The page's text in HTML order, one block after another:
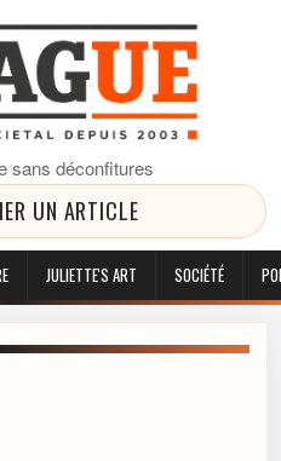
sans déconfitures
UN ARTICLE
JULIETTE'S ART SOCIÉTÉ